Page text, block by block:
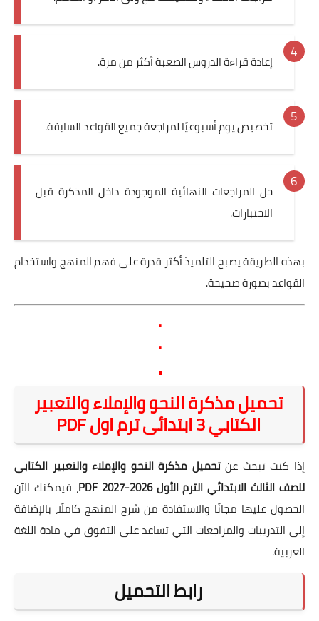
إعادة قراءة الدروس الصعبة أكثر من مرة.
تخصيص يوم أسبوعيًا لمراجعة جميع القواعد السابقة.
حل المراجعات النهائية الموجودة داخل المذكرة قبل
الاختبارات.
بهذه الطريقة يصبح التلميذ أكثر قدرة على فهم المنهج واستخدام
القواعد بصورة صحيحة.
.
.
.
تحميل مذكرة النحو والإملاء والتعبير
الكتابي 3 ابتدائى ترم اول PDF
إذا كنت تبحث عنتحميل مذكرة النحو والإملاء والتعبير الكتابي
للصف الثالث الابتدائي الترم الأول 2026-2027 PDF
، فيمكنك الآن
الحصول عليها مجانًا والاستفادة من شرح المنهج كاملًا، بالإضافة
إلى التدريبات والمراجعات التي تساعد على التفوق في مادة اللغة
العربية.
رابط التحميل